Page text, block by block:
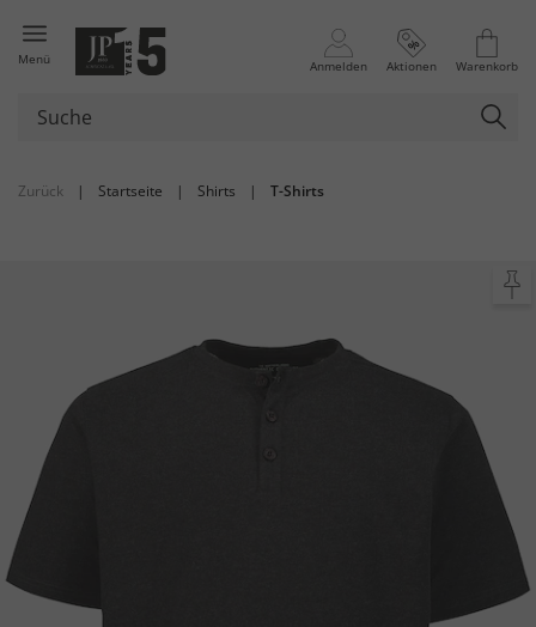
Menü Anmelden Aktionen Warenkorb
Zurück | Startseite | Shirts | T-Shirts